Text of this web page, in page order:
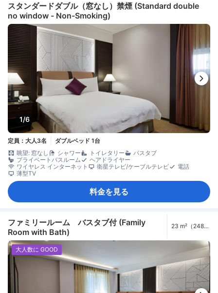
スタンダードダブル（窓なし）禁煙 (Standard double
no window - Non-Smoking)
1/6
定員：大人3名
ダブルベッド 1台
眺望: 窓なし
シャワー トイレタリー
バスタブ
プライベートバスルーム
ヘアドライヤー
ワイヤレス インターネット
衛星テレビ/ケーブルテレビ
電話
薄型TV
料金を見る
ファミリールーム バスタブ付 (Family
Room with Bath)
23 m²（248
大人数に GOOD